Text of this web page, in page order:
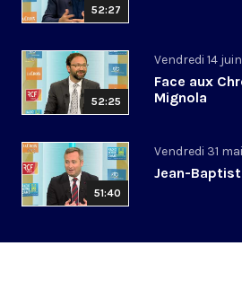
52:27
52:25
Vendredi 14
Face aux
Mignola
51:40
Vendredi 31
Jean-